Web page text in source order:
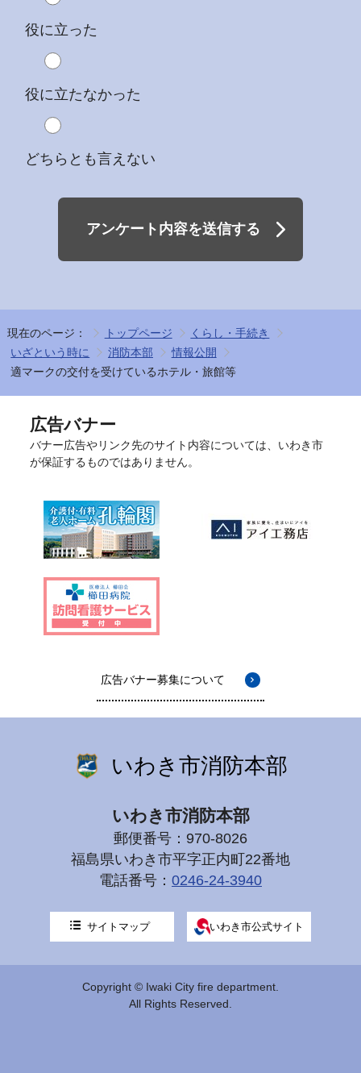
役に立った
役に立たなかった
どちらとも言えない
アンケート内容を送信する
現在のページ： トップページ
くらし・手続き
いざという時に
消防本部
情報公開
適マークの交付を受けているホテル・旅館等
広告バナー
バナー広告やリンク先のサイト内容については、いわき市
が保証するものではありません。
広告バナー募集について
いわき市消防本部
いわき市消防本部
郵便番号：970-8026
福島県いわき市平字正内町22番地
電話番号： 0246-24-3940
サイトマップ いわき市公式サイト
Copyright © Iwaki City fire department.
All Rights Reserved.